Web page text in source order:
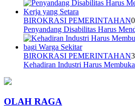
BIROKRASI PEMERINTAHAN
Penyandang Disabilitas Harus
BIROKRASI PEMERINTAHAN
Kehadiran Industri Harus
OLAH RAGA